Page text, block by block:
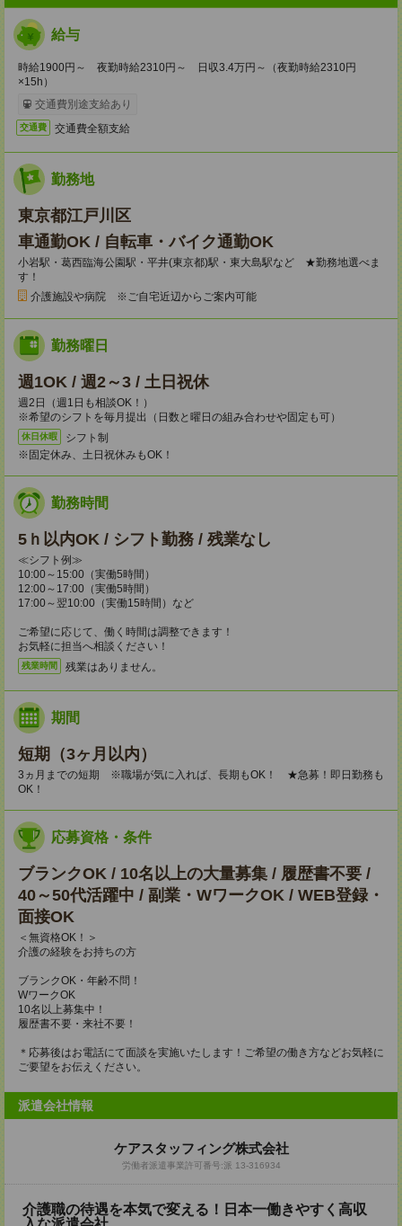
給与
時給1900円～ 夜勤時給2310円～ 日収3.4万円～（夜勤時給2310円
×15h）
交通費別途支給あり
交通費 交通費全額支給
勤務地
東京都江戸川区
車通勤OK / 自転車・バイク通勤OK
小岩駅・葛西臨海公園駅・平井(東京都)駅・東大島駅など ★勤務地選べま
す！
介護施設や病院 ※ご自宅近辺からご案内可能
勤務曜日
週1OK / 週2～3 / 土日祝休
週2日（週1日も相談OK！）
※希望のシフトを毎月提出（日数と曜日の組み合わせや固定も可）
休日休暇
シフト制
※固定休み、土日祝休みもOK！
勤務時間
5ｈ以内OK / シフト勤務 / 残業なし
≪シフト例≫
10:00～15:00（実働5時間）
12:00～17:00（実働5時間）
17:00～翌10:00（実働15時間）など
ご希望に応じて、働く時間は調整できます！
お気軽に担当へ相談ください！
残業時間 残業はありません。
期間
短期（3ヶ月以内）
3ヵ月までの短期 ※職場が気に入れば、長期もOK！ ★急募！即日勤務も
OK！
応募資格・条件
ブランクOK / 10名以上の大量募集 / 履歴書不要 /
40～50代活躍中 / 副業・WワークOK / WEB登録・
面接OK
＜無資格OK！＞
介護の経験をお持ちの方
ブランクOK・年齢不問！
WワークOK
10名以上募集中！
履歴書不要・来社不要！
＊応募後はお電話にて面談を実施いたします！ご希望の働き方などお気軽に
ご要望をお伝えください。
派遣会社情報
ケアスタッフィング株式会社
労働者派遣事業許可番号:派 13-316934
介護職の待遇を本気で変える！日本一働きやすく高収